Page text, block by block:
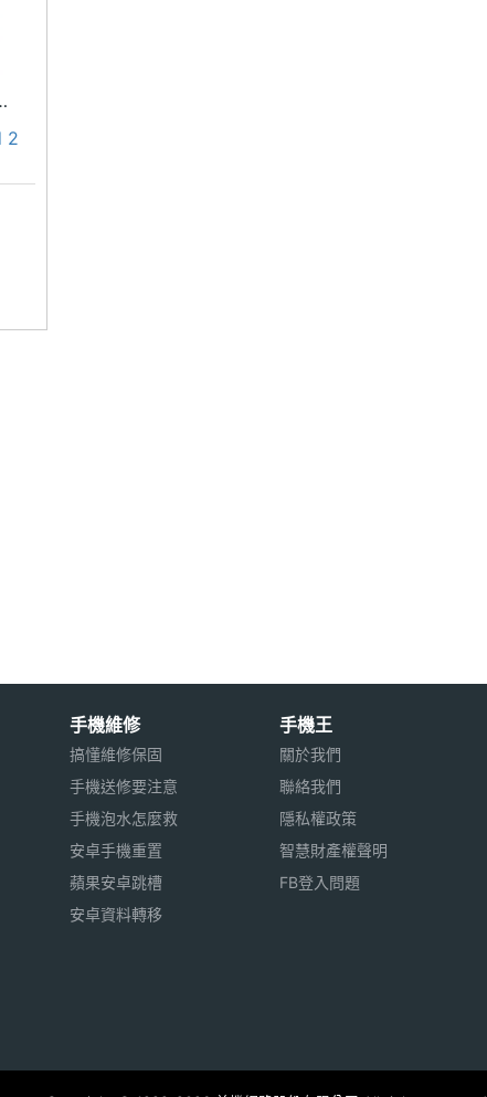
C 規格（USB 2.0），支援 25W 超快速充電
儲存空間
8 月 31 日
用※
n(5GHz)
2
手機維修
搞懂維修保固
手機送修要注意
手機泡水怎麼救
安卓手機重置
蘋果安卓跳槽
安卓資料轉移
手機王
關於我們
聯絡我們
隱私權政策
智慧財產權聲明
FB登入問題